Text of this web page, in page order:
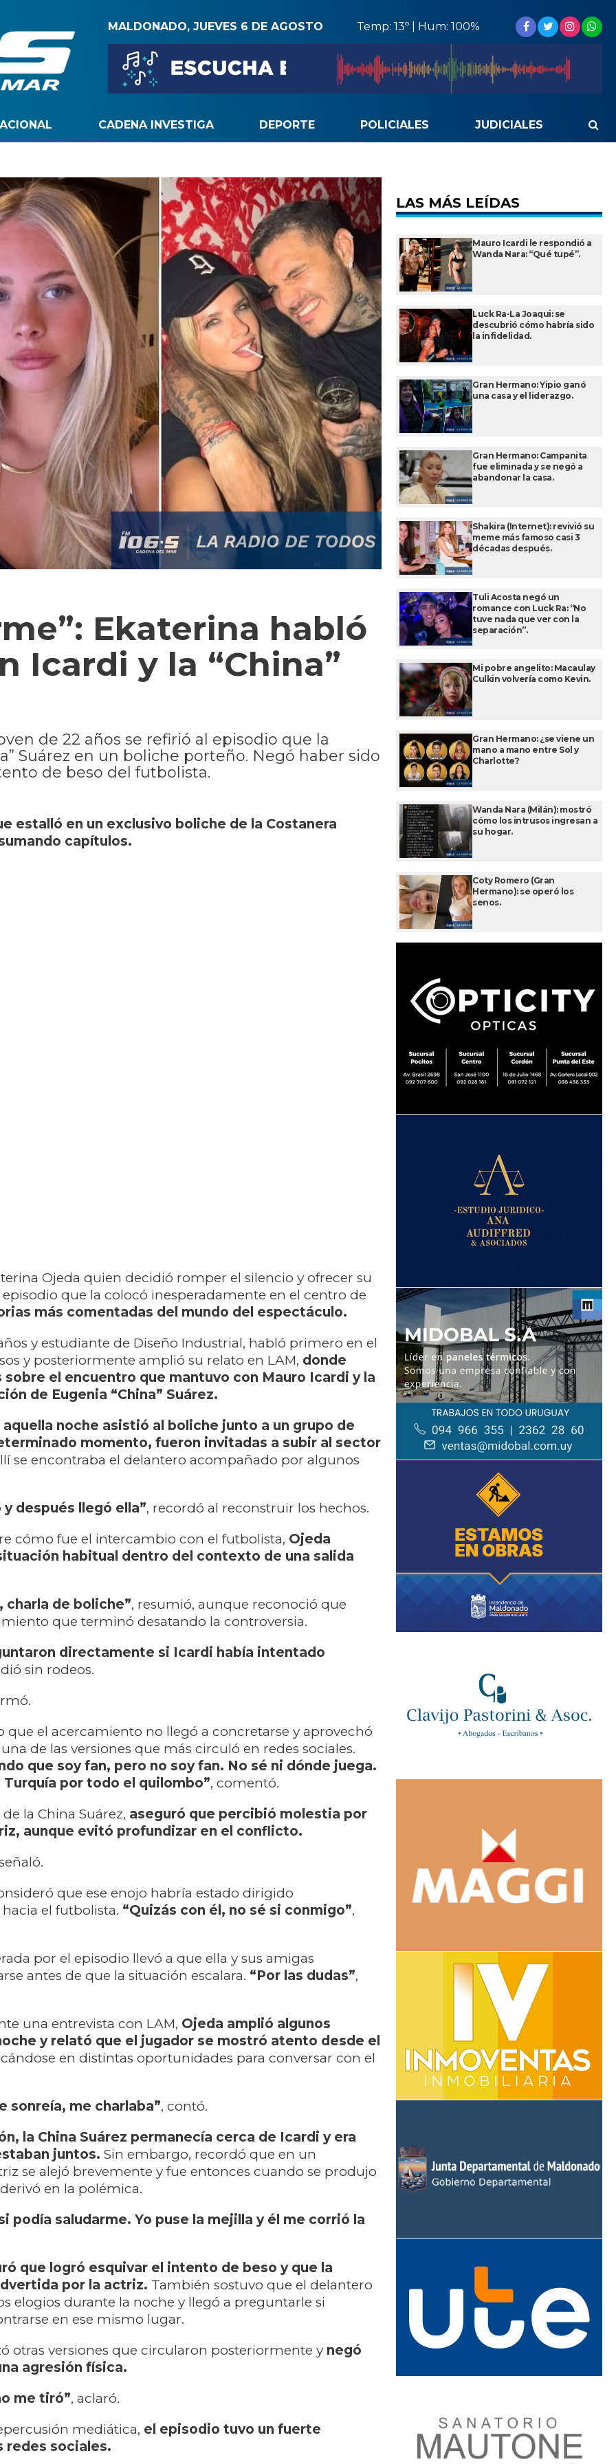
MALDONADO, JUEVES 6 DE AGOSTO Temp: 13º | Hum: 100%
CADENA INVESTIGA DEPORTE POLICIALES JUDICIALES
Ekaterina habló
Icardi y la “China”
de 22 años se refirió al episodio que la
Suárez en un boliche porteño. Negó haber sido
de beso del futbolista.
estalló en un exclusivo boliche de la Costanera
capítulos.
Ojeda quien decidió romper el silencio y ofrecer su
que la colocó inesperadamente en el centro de
más comentadas del mundo del espectáculo.
y estudiante de Diseño Industrial, habló primero en el
y posteriormente amplió su relato en LAM, donde
sobre el encuentro que mantuvo con Mauro Icardi y la
de Eugenia “China” Suárez.
noche asistió al boliche junto a un grupo de
momento, fueron invitadas a subir al sector
se encontraba el delantero acompañado por algunos
y después llegó ella”, recordó al reconstruir los hechos.
cómo fue el intercambio con el futbolista, Ojeda
habitual dentro del contexto de una salida
charla de boliche”, resumió, aunque reconoció que
que terminó desatando la controversia.
directamente si Icardi había intentado
sin rodeos.
que el acercamiento no llegó a concretarse y aprovechó
de las versiones que más circuló en redes sociales.
que soy fan, pero no soy fan. No sé ni dónde juega.
Turquía por todo el quilombo”, comentó.
la China Suárez, aseguró que percibió molestia por
aunque evitó profundizar en el conflicto.
que ese enojo habría estado dirigido
el futbolista. “Quizás con él, no sé si conmigo”,
por el episodio llevó a que ella y sus amigas
antes de que la situación escalara. “Por las dudas”,
una entrevista con LAM, Ojeda amplió algunos
y relató que el jugador se mostró atento desde el
en distintas oportunidades para conversar con el
sonreía, me charlaba”, contó.
la China Suárez permanecía cerca de Icardi y era
juntos. Sin embargo, recordó que en un
se alejó brevemente y fue entonces cuando se produjo
en la polémica.
podía saludarme. Yo puse la mejilla y él me corrió la
que logró esquivar el intento de beso y que la
por la actriz. También sostuvo que el delantero
elogios durante la noche y llegó a preguntarle si
en ese mismo lugar.
otras versiones que circularon posteriormente y negó
agresión física.
me tiró”, aclaró.
mediática, el episodio tuvo un fuerte
redes sociales.
LAS MÁS LEÍDAS
Mauro Icardi le respondió a
Wanda Nara: “Qué tupé”.
Luck Ra-La Joaqui: se
descubrió cómo habría sido
la infidelidad.
Gran Hermano: Yipio ganó
una casa y el liderazgo.
Gran Hermano: Campanita
fue eliminada y se negó a
abandonar la casa.
Shakira (Internet): revivió su
meme más famoso casi 3
décadas después.
Tuli Acosta negó un
romance con Luck Ra: “No
tuve nada que ver con la
separación”.
Mi pobre angelito: Macaulay
Culkin volvería como Kevin.
Gran Hermano: ¿se viene un
mano a mano entre Sol y
Charlotte?
Wanda Nara (Milán): mostró
cómo los intrusos ingresan a
su hogar.
Coty Romero (Gran
Hermano): se operó los
senos.